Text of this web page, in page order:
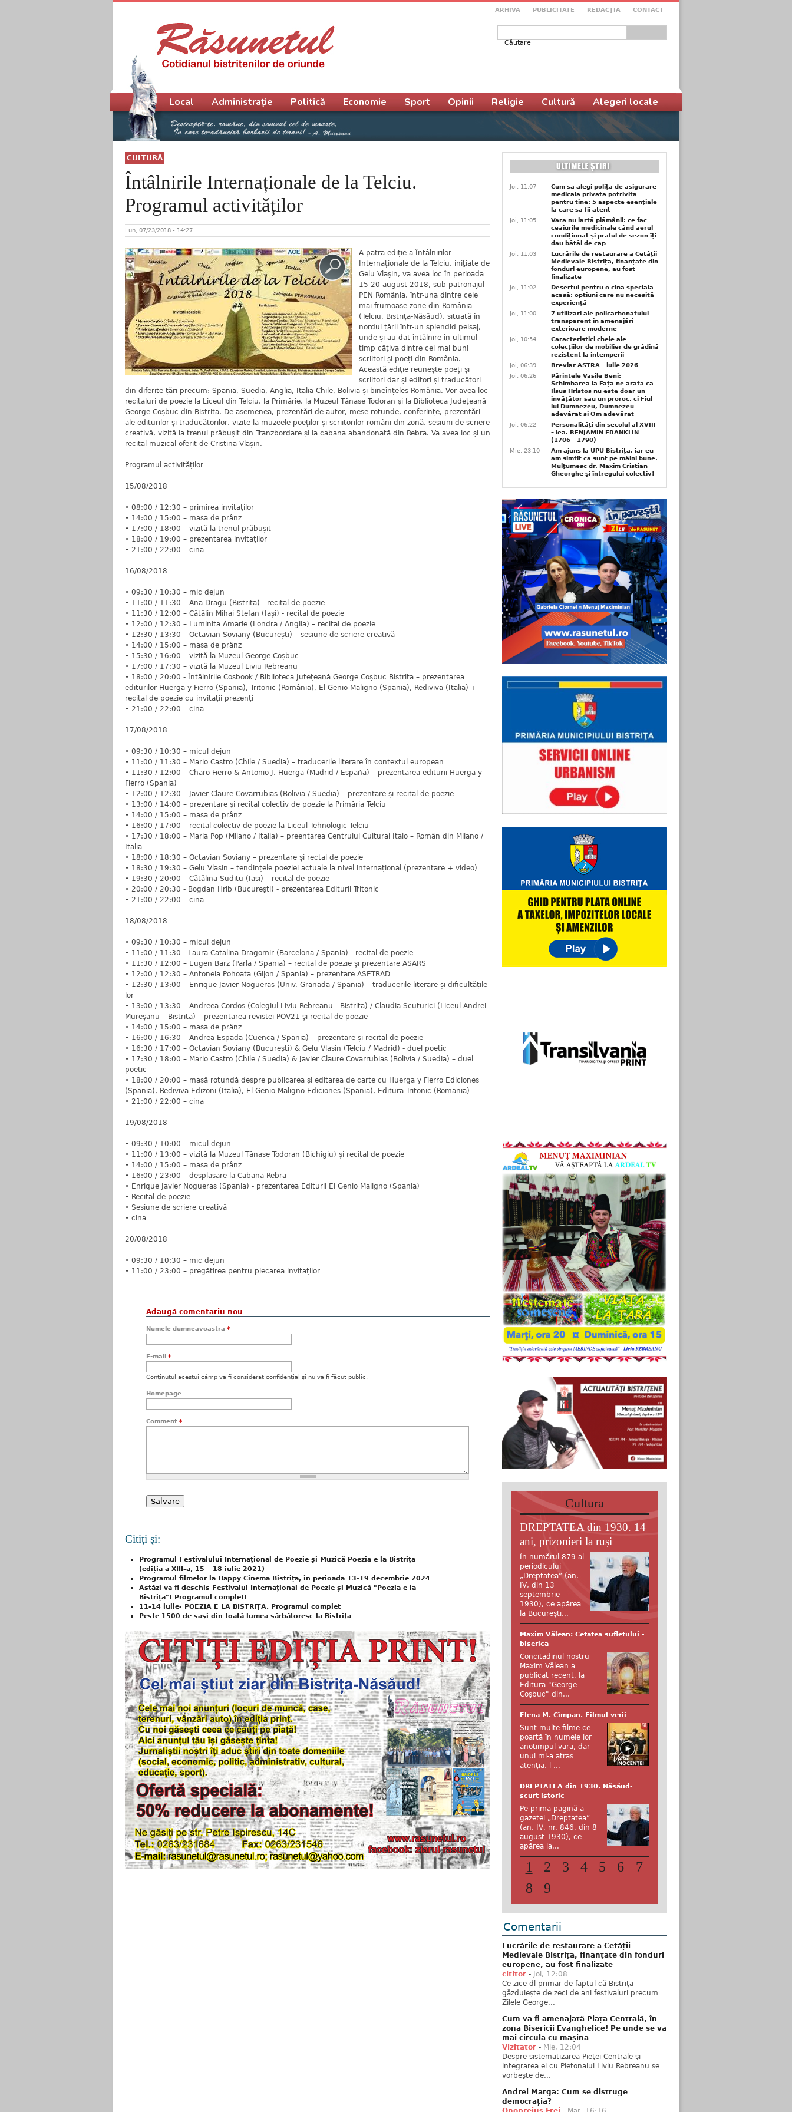
ARHIVA PUBLICITATE REDACŢIA CONTACT
Formular de căutare
CULTURĂ
Întâlnirile Internaționale de la Telciu.
Programul activităților
Lun, 07/23/2018 - 14:27
A patra ediție a Întâlnirilor
Internaționale de la Telciu, iniţiate de
Gelu Vlaşin, va avea loc în perioada
15-20 august 2018, sub patronajul
PEN România, într-una dintre cele
mai frumoase zone din România
(Telciu, Bistrița-Năsăud), situată în
nordul țării într-un splendid peisaj,
unde și-au dat întâlnire în ultimul
timp câțiva dintre cei mai buni
scriitori și poeți din România.
Această ediție reunește poeți și
scriitori dar și editori și traducători
din diferite țări precum: Spania, Suedia, Anglia, Italia Chile, Bolivia și bineînțeles România. Vor avea loc
recitaluri de poezie la Liceul din Telciu, la Primărie, la Muzeul Tănase Todoran și la Biblioteca Județeană
George Coșbuc din Bistrita. De asemenea, prezentări de autor, mese rotunde, conferințe, prezentări
ale editurilor și traducătorilor, vizite la muzeele poeților și scriitorilor români din zonă, sesiuni de scriere
creativă, vizită la trenul prăbușit din Tranzbordare și la cabana abandonată din Rebra. Va avea loc și un
recital muzical oferit de Cristina Vlașin.
Programul activităților
15/08/2018
• 08:00 / 12:30 – primirea invitaților
• 14:00 / 15:00 – masa de prânz
• 17:00 / 18:00 – vizită la trenul prăbușit
• 18:00 / 19:00 – prezentarea invitaților
• 21:00 / 22:00 – cina
16/08/2018
• 09:30 / 10:30 – mic dejun
• 11:00 / 11:30 – Ana Dragu (Bistrita) - recital de poezie
• 11:30 / 12:00 – Cătălin Mihai Stefan (Iași) - recital de poezie
• 12:00 / 12:30 – Luminita Amarie (Londra / Anglia) – recital de poezie
• 12:30 / 13:30 – Octavian Soviany (București) – sesiune de scriere creativă
• 14:00 / 15:00 – masa de prânz
• 15:30 / 16:00 – vizită la Muzeul George Coșbuc
• 17:00 / 17:30 – vizită la Muzeul Liviu Rebreanu
• 18:00 / 20:00 - Întâlnirile Cosbook / Biblioteca Jutețeană George Coșbuc Bistrita – prezentarea
editurilor Huerga y Fierro (Spania), Tritonic (România), El Genio Maligno (Spania), Rediviva (Italia) +
recital de poezie cu invitații prezenți
• 21:00 / 22:00 – cina
17/08/2018
• 09:30 / 10:30 – micul dejun
• 11:00 / 11:30 – Mario Castro (Chile / Suedia) – traducerile literare în contextul european
• 11:30 / 12:00 – Charo Fierro & Antonio J. Huerga (Madrid / España) – prezentarea editurii Huerga y
Fierro (Spania)
• 12:00 / 12:30 – Javier Claure Covarrubias (Bolivia / Suedia) – prezentare și recital de poezie
• 13:00 / 14:00 – prezentare și recital colectiv de poezie la Primăria Telciu
• 14:00 / 15:00 – masa de prânz
• 16:00 / 17:00 – recital colectiv de poezie la Liceul Tehnologic Telciu
• 17:30 / 18:00 – Maria Pop (Milano / Italia) – preentarea Centrului Cultural Italo – Român din Milano /
Italia
• 18:00 / 18:30 – Octavian Soviany – prezentare și rectal de poezie
• 18:30 / 19:30 – Gelu Vlasin – tendințele poeziei actuale la nivel internațional (prezentare + video)
• 19:30 / 20:00 – Cătălina Suditu (Iasi) – recital de poezie
• 20:00 / 20:30 - Bogdan Hrib (Bucureşti) - prezentarea Editurii Tritonic
• 21:00 / 22:00 – cina
18/08/2018
• 09:30 / 10:30 – micul dejun
• 11:00 / 11:30 - Laura Catalina Dragomir (Barcelona / Spania) - recital de poezie
• 11:30 / 12:00 – Eugen Barz (Parla / Spania) – recital de poezie și prezentare ASARS
• 12:00 / 12:30 – Antonela Pohoata (Gijon / Spania) – prezentare ASETRAD
• 12:30 / 13:00 – Enrique Javier Nogueras (Univ. Granada / Spania) – traducerile literare și dificultățile
lor
• 13:00 / 13:30 – Andreea Cordos (Colegiul Liviu Rebreanu - Bistrita) / Claudia Scuturici (Liceul Andrei
Mureșanu – Bistrita) – prezentarea revistei POV21 și recital de poezie
• 14:00 / 15:00 – masa de prânz
• 16:00 / 16:30 – Andrea Espada (Cuenca / Spania) – prezentare și recital de poezie
• 16:30 / 17:00 – Octavian Soviany (București) & Gelu Vlasin (Telciu / Madrid) - duel poetic
• 17:30 / 18:00 – Mario Castro (Chile / Suedia) & Javier Claure Covarrubias (Bolivia / Suedia) – duel
poetic
• 18:00 / 20:00 – masă rotundă despre publicarea și editarea de carte cu Huerga y Fierro Ediciones
(Spania), Rediviva Edizoni (Italia), El Genio Maligno Ediciones (Spania), Editura Tritonic (Romania)
• 21:00 / 22:00 – cina
19/08/2018
• 09:30 / 10:00 – micul dejun
• 11:00 / 13:00 – vizită la Muzeul Tănase Todoran (Bichigiu) și recital de poezie
• 14:00 / 15:00 – masa de prânz
• 16:00 / 23:00 – desplasare la Cabana Rebra
• Enrique Javier Nogueras (Spania) - prezentarea Editurii El Genio Maligno (Spania)
• Recital de poezie
• Sesiune de scriere creativă
• cina
20/08/2018
• 09:30 / 10:30 – mic dejun
• 11:00 / 23:00 – pregătirea pentru plecarea invitaților
Adaugă comentariu nou
Numele dumneavoastră *
E-mail *
Conţinutul acestui câmp va fi considerat confidenţial şi nu va fi făcut public.
Homepage
Comment *
Citiţi şi:
Programul Festivalului Internațional de Poezie şi Muzică Poezia e la Bistrița
(ediția a XIII-a, 15 – 18 iulie 2021)
Programul filmelor la Happy Cinema Bistrița, în perioada 13-19 decembrie 2024
Astăzi va fi deschis Festivalul Internațional de Poezie și Muzică "Poezia e la
Bistrița"! Programul complet!
11-14 iulie- POEZIA E LA BISTRIŢA. Programul complet
Peste 1500 de saşi din toată lumea sărbătoresc la Bistriţa
Meniu principal
Local Administrație Politică Economie Sport Opinii Religie Cultură Alegeri locale
Joi, 11:07
Cum să alegi polița de asigurare
medicală privată potrivită
pentru tine: 5 aspecte esențiale
la care să fii atent
Joi, 11:05
Vara nu iartă plămânii: ce fac
ceaiurile medicinale când aerul
condiționat și praful de sezon îți
dau bătăi de cap
Joi, 11:03
Lucrările de restaurare a Cetății
Medievale Bistrița, finanțate din
fonduri europene, au fost
finalizate
Joi, 11:02
Desertul pentru o cină specială
acasă: opțiuni care nu necesită
experiență
Joi, 11:00
7 utilizări ale policarbonatului
transparent în amenajări
exterioare moderne
Joi, 10:54
Caracteristici cheie ale
colecțiilor de mobilier de grădină
rezistent la intemperii
Joi, 06:39
Breviar ASTRA – iulie 2026
Joi, 06:26
Părintele Vasile Beni:
Schimbarea la Față ne arată că
Iisus Hristos nu este doar un
învățător sau un proroc, ci Fiul
lui Dumnezeu, Dumnezeu
adevărat și Om adevărat
Joi, 06:22
Personalități din secolul al XVIII
– lea. BENJAMIN FRANKLIN
(1706 – 1790)
Mie, 23:10
Am ajuns la UPU Bistrița, iar eu
am simțit că sunt pe mâini bune.
Mulţumesc dr. Maxim Cristian
Gheorghe şi întregului colectiv!
Cultura
DREPTATEA din 1930. 14
ani, prizonieri la ruși
În numărul 879 al
periodicului
„Dreptatea” (an.
IV, din 13
septembrie
1930), ce apărea
la București...
Maxim Vălean: Cetatea sufletului -
biserica
Concitadinul nostru
Maxim Vălean a
publicat recent, la
Editura "George
Coşbuc" din...
Elena M. Cîmpan. Filmul verii
Sunt multe filme ce
poartă în numele lor
anotimpul vara, dar
unul mi-a atras
atenția, l-...
DREPTATEA din 1930. Năsăud-
scurt istoric
Pe prima pagină a
gazetei „Dreptatea”
(an. IV, nr. 846, din 8
august 1930), ce
apărea la...
1 2 3 4 5 6
7
8
9
Comentarii
Lucrările de restaurare a Cetății
Medievale Bistrița, finanțate din fonduri
europene, au fost finalizate
cititor - Joi, 12:08
Ce zice dl primar de faptul că Bistrița
găzduiește de zeci de ani festivaluri precum
Zilele George...
Cum va fi amenajată Piața Centrală, în
zona Bisericii Evanghelice! Pe unde se va
mai circula cu mașina
Vizitator - Mie, 12:04
Despre sistematizarea Pieţei Centrale şi
integrarea ei cu Pietonalul Liviu Rebreanu se
vorbeşte de...
Andrei Marga: Cum se distruge
democrația?